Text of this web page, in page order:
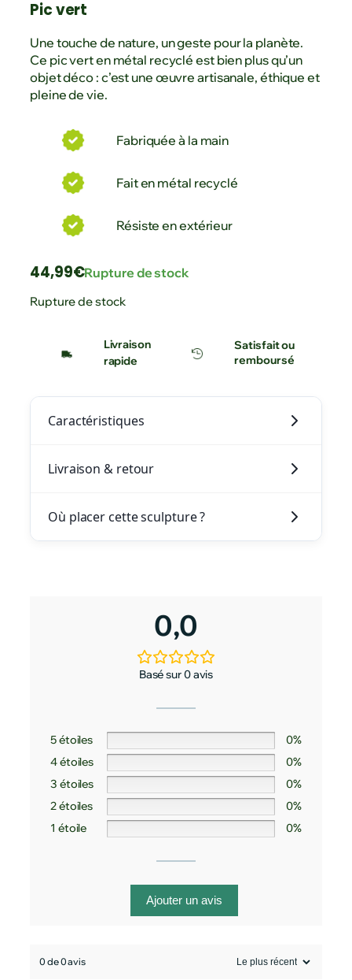
Pic vert
Une touche de nature, un geste pour la planète.
Ce pic vert en métal recyclé est bien plus qu’un
objet déco : c’est une œuvre artisanale, éthique et
pleine de vie.
Fabriquée à la main
Fait en métal recyclé
Résiste en extérieur
44,99€Rupture de stock
Rupture de stock
Livraison
rapide
Satisfait ou
remboursé
Caractéristiques
Livraison & retour
Où placer cette sculpture ?
0,0
Basé sur 0 avis
5 étoiles
0%
4 étoiles
0%
3 étoiles
0%
2 étoiles
0%
1 étoile
0%
Ajouter un avis
0 de 0 avis